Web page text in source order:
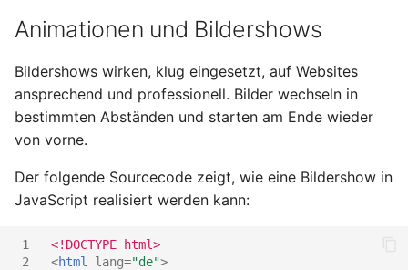
Animationen und Bildershows
Bildershows wirken, klug eingesetzt, auf Websites
ansprechend und professionell. Bilder wechseln in
bestimmten Abständen und starten am Ende wieder
von vorne.
Der folgende Sourcecode zeigt, wie eine Bildershow in
JavaScript realisiert werden kann:
1
2
<!DOCTYPE html>
<html lang="de">